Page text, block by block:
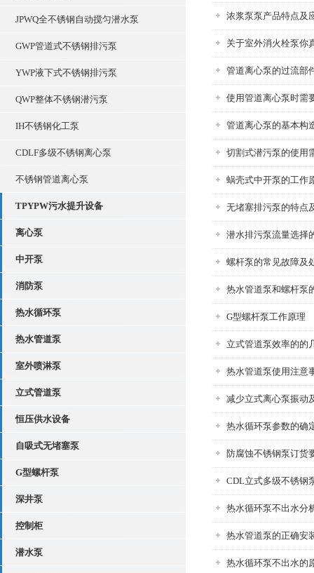
JPWQ全不锈钢自动搅匀潜水泵
GWP管道式不锈钢排污泵
YWP液下式不锈钢排污泵
QWP整体不锈钢潜污泵
IH不锈钢化工泵
CDLF多级不锈钢离心泵
不锈钢管道离心泵
TPYPW污水提升设备
离心泵
中开泵
消防泵
热水循环泵
热水管道泵
室外喷淋泵
立式管道泵
恒压供水设备
自吸式无堵塞泵
G型螺杆泵
深井泵
控制柜
潜水泵
浓浆泵泵产品特点及
关于室外消火栓泵你
管道离心泵的过流部
使用管道离心泵时需
管道离心泵的基本构
切割式潜污泵的使用
蜗壳式中开泵的工作
无堵塞排污泵的特点
潜水排污泵流量选择
螺杆泵的常见故障及
热水管道泵和螺杆泵
G型螺杆泵工作原理
立式管道泵效率的的
热水管道泵使用注意
减少立式离心泵振动
热水循环泵参数的确
防腐蚀不锈钢泵订货
CDL立式多级不锈钢
热水循环泵不出水分
热水管道泵的正确安
热水循环泵不出水的